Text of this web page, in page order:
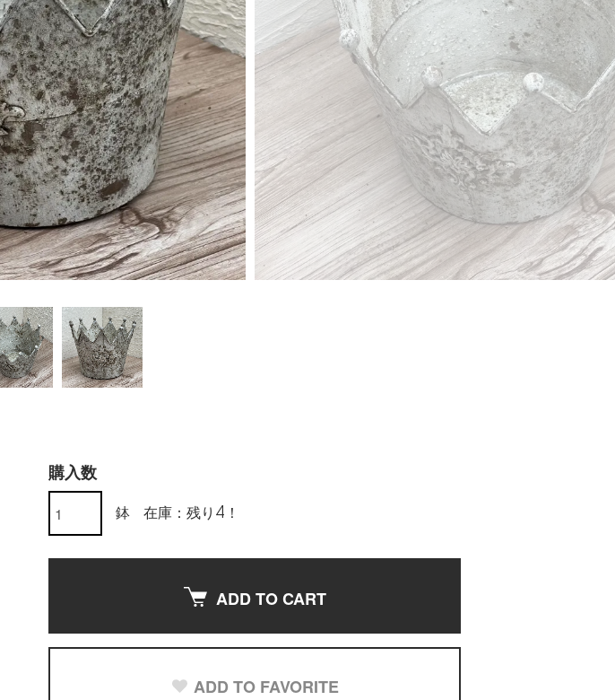
購入数
鉢 在庫：残り4！
ADD TO CART
ADD TO FAVORITE